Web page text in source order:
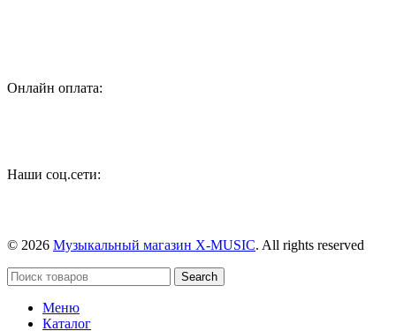
Онлайн оплата:
Наши соц.сети:
© 2026 Музыкальный магазин X-MUSIC. All rights reserved
Search
Меню
Каталог